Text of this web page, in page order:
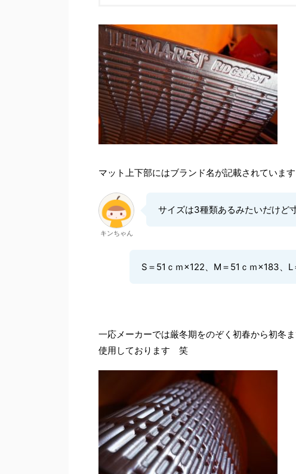
マット上下部にはブランド名が記載されています
キンちゃん
サイズは3種類あるみたいだけど
S＝51ｃｍ×122、M＝51ｃｍ×183、
一応メーカーでは厳冬期をのぞく初春から初冬
使用しております 笑